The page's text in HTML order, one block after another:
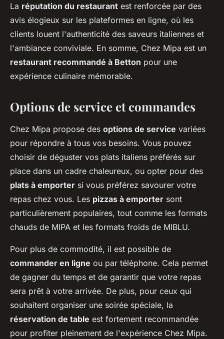
La réputation du restaurant est renforcée par des
avis élogieux sur les plateformes en ligne, où les
clients louent l'authenticité des saveurs italiennes et
l'ambiance conviviale. En somme, Chez Mipa est un
restaurant recommandé à Betton pour une
expérience culinaire mémorable.
Options de service et commandes
Chez Mipa propose des options de service variées
pour répondre à tous vos besoins. Vous pouvez
choisir de déguster vos plats italiens préférés sur
place dans un cadre chaleureux, ou opter pour des
plats à emporter si vous préférez savourer votre
repas chez vous. Les pizzas à emporter sont
particulièrement populaires, tout comme les formats
chauds de MIPA et les formats froids de MIBLU.
Pour plus de commodité, il est possible de
commander en ligne ou par téléphone. Cela permet
de gagner du temps et de garantir que votre repas
sera prêt à votre arrivée. De plus, pour ceux qui
souhaitent organiser une soirée spéciale, la
réservation de table est fortement recommandée
pour profiter pleinement de l'expérience Chez Mipa.